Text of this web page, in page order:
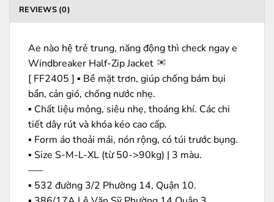
REVIEWS (0)
Ae nào hệ trẻ trung, năng động thì check ngay e
Windbreaker Half-Zip Jacket
[ FF2405 ] ▪️ Bề mặt trơn, giúp chống bám bụi
bẩn, cản gió, chống nước nhẹ.
▪️ Chất liệu mỏng, siêu nhẹ, thoáng khí. Các chi
tiết dây rút và khóa kéo cao cấp.
▪️ Form áo thoải mái, nón rộng, có túi trước bụng.
▪️ Size S-M-L-XL (từ 50->90kg) | 3 màu.
—–
▪️ 532 đường 3/2 Phường 14, Quận 10.